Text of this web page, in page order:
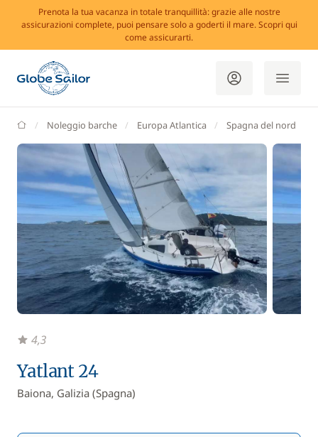
Prenota la tua vacanza in totale tranquillità: grazie alle nostre
assicurazioni complete, puoi pensare solo a goderti il mare. Scopri qui
come assicurarti.
GlobeSailor
Noleggio barche Europa Atlantica Spagna del nord
Yatlant 24
Baiona, Galizia (Spagna)
4,3